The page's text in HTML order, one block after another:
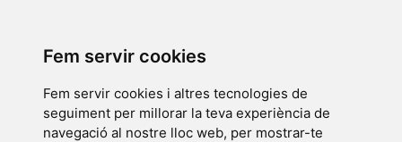
Fem servir cookies
Fem servir cookies i altres tecnologies de
seguiment per millorar la teva experiència de
navegació al nostre lloc web, per mostrar-te